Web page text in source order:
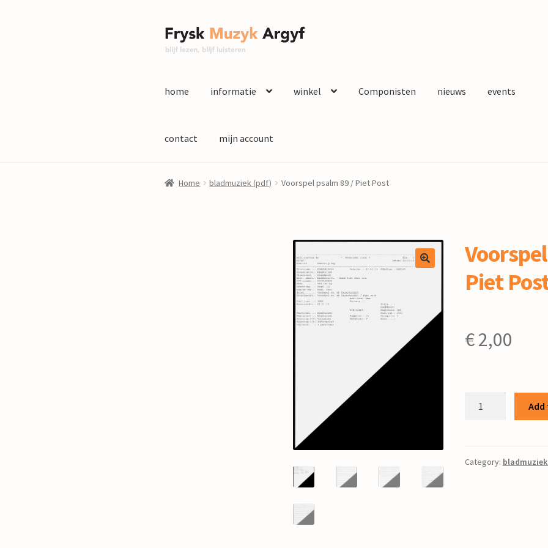
Ga
door
Ga
naar
home informatie winkel Componisten nieuws events
contact mijn account
Home bladmuziek (pdf) Voorspel psalm 89 / Piet Post
Piet
€2,00
Piet
Category: